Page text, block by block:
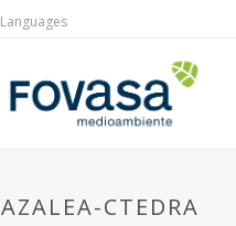
Languages
AZALEA-CTEDRA